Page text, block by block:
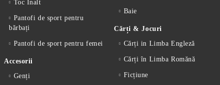
Toc Înalt
Pantofi de sport pentru
bărbați
Pantofi de sport pentru femei
Accesorii
Genți
Baie
Cărți & Jocuri
Cărți in Limba Engleză
Cărți în Limba Romănă
Ficțiune